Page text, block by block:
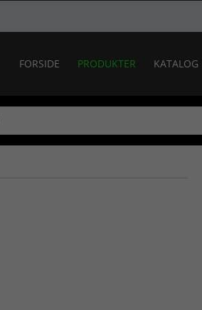
FORSIDE PRODUKTER KATALOG